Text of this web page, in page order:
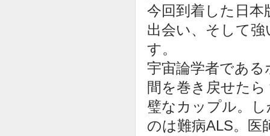
今回到着した日
出会い、そして
す。
宇宙論学者である
間を巻き戻せた
璧なカップル。
のは難病ALS。医